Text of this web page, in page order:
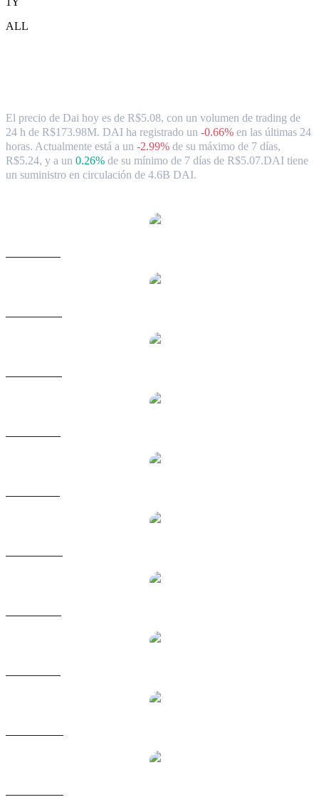
ALL
El precio de Dai hoy es de R$5.08, con un volumen de trading de
24 h de R$173.98M. DAI ha registrado un -0.66% en las últimas 24
horas. Actualmente está a un -2.99% de su máximo de 7 días,
R$5.24, y a un 0.26% de su mínimo de 7 días de R$5.07.DAI tiene
un suministro en circulación de 4.6B DAI.